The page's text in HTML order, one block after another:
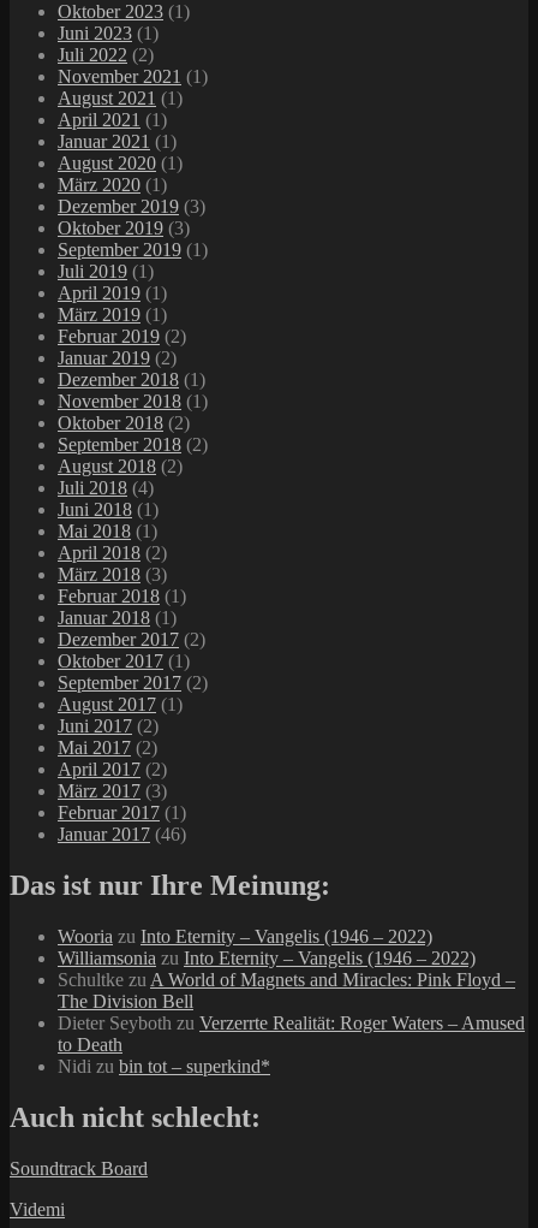
Oktober 2023 (1)
Juni 2023 (1)
Juli 2022 (2)
November 2021 (1)
August 2021 (1)
April 2021 (1)
Januar 2021 (1)
August 2020 (1)
März 2020 (1)
Dezember 2019 (3)
Oktober 2019 (3)
September 2019 (1)
Juli 2019 (1)
April 2019 (1)
März 2019 (1)
Februar 2019 (2)
Januar 2019 (2)
Dezember 2018 (1)
November 2018 (1)
Oktober 2018 (2)
September 2018 (2)
August 2018 (2)
Juli 2018 (4)
Juni 2018 (1)
Mai 2018 (1)
April 2018 (2)
März 2018 (3)
Februar 2018 (1)
Januar 2018 (1)
Dezember 2017 (2)
Oktober 2017 (1)
September 2017 (2)
August 2017 (1)
Juni 2017 (2)
Mai 2017 (2)
April 2017 (2)
März 2017 (3)
Februar 2017 (1)
Januar 2017 (46)
Das ist nur Ihre Meinung:
Wooria zu Into Eternity – Vangelis (1946 – 2022)
Williamsonia zu Into Eternity – Vangelis (1946 – 2022)
Schultke zu A World of Magnets and Miracles: Pink Floyd –
The Division Bell
Dieter Seyboth zu Verzerrte Realität: Roger Waters – Amused
to Death
Nidi zu bin tot – superkind*
Auch nicht schlecht:
Soundtrack Board
Videmi